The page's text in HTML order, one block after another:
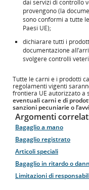
dai servizi di controllo
provengono (la
sono conformi a tutte
Paesi UE);
dichiarare tutti i
documentazione
svolgere controlli
Tutte le carni e i prodotti
regolamenti vigenti
frontiera UE autorizzato a
eventuali carni e di
sanzioni pecuniarie o
Argomenti
Bagaglio a mano
Bagaglio registrato
Articoli speciali
Bagaglio in ritardo o
Limitazioni di